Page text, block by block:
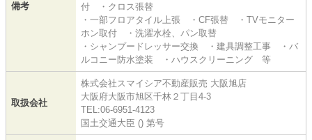
備考
付 ・クロス張替
・一部フロアタイル上張 ・CF張替 ・TVモニター
ホン取付 ・洗濯水栓、パン取替
・シャンプードレッサー交換 ・建具調整工事 ・バ
ルコニー防水塗装 ・ハウスクリーニング 等
取扱会社
株式会社スマイシア不動産販売 大阪旭店
大阪府大阪市旭区千林２丁目4-3
TEL:06-6951-4123
国土交通大臣 () 第号